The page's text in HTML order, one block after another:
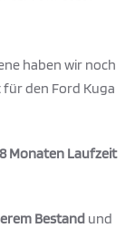
haben wir noch
den Ford Kuga
Monaten Laufzeit
Bestand und